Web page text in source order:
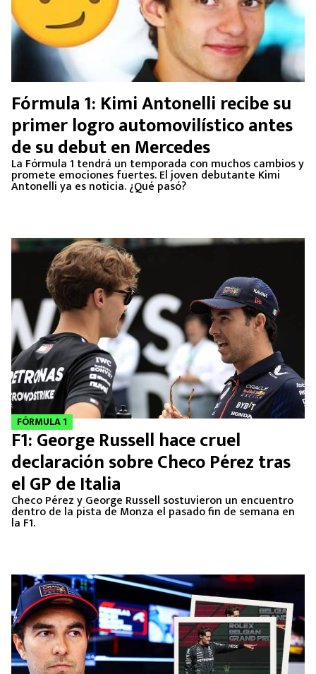
Fórmula 1: Kimi Antonelli recibe su
primer logro automovilístico antes
de su debut en Mercedes
La Fórmula 1 tendrá un temporada con muchos cambios y
promete emociones fuertes. El joven debutante Kimi
Antonelli ya es noticia. ¿Qué pasó?
FÓRMULA 1
F1: George Russell hace cruel
declaración sobre Checo Pérez tras
el GP de Italia
Checo Pérez y George Russell sostuvieron un encuentro
dentro de la pista de Monza el pasado fin de semana en
la F1.